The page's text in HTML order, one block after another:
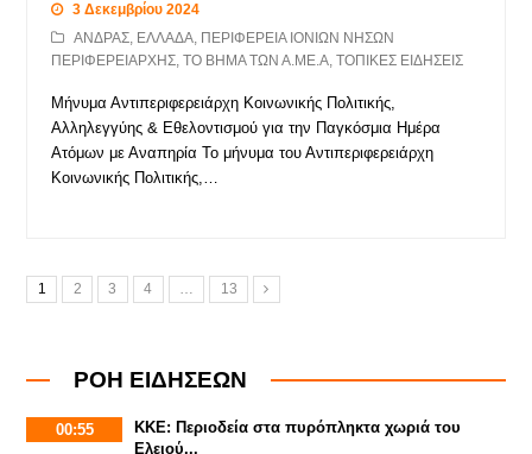
3 Δεκεμβρίου 2024
ΑΝΔΡΑΣ, ΕΛΛΑΔΑ, ΠΕΡΙΦΕΡΕΙΑ ΙΟΝΙΩΝ ΝΗΣΩΝ
ΠΕΡΙΦΕΡΕΙΑΡΧΗΣ,ΤΟ ΒΗΜΑ ΤΩΝ Α.ΜΕ.Α,ΤΟΠΙΚΕΣ ΕΙΔΗΣΕΙΣ
Μήνυμα Αντιπεριφερειάρχη Κοινωνικής Πολιτικής,
Αλληλεγγύης & Εθελοντισμού για την Παγκόσμια Ημέρα
Ατόμων με Αναπηρία Το μήνυμα του Αντιπεριφερειάρχη
Κοινωνικής Πολιτικής,…
1 2 3 4 … 13
ΡΟΗ ΕΙΔΗΣΕΩΝ
00:55
ΚΚΕ: Περιοδεία στα πυρόπληκτα χωριά του
Ελειού...